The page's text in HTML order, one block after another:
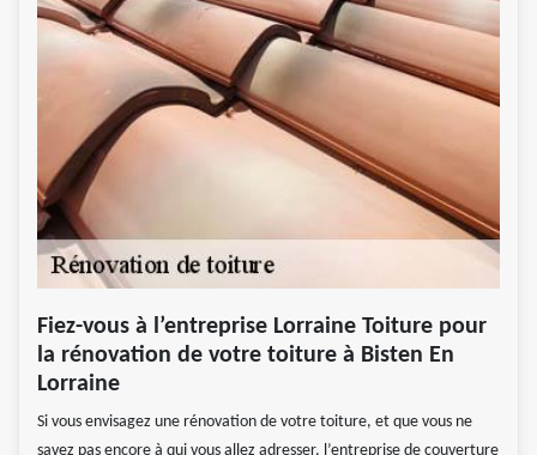
Fiez-vous à l’entreprise Lorraine Toiture pour
la rénovation de votre toiture à Bisten En
Lorraine
Si vous envisagez une rénovation de votre toiture, et que vous ne
savez pas encore à qui vous allez adresser, l’entreprise de couverture